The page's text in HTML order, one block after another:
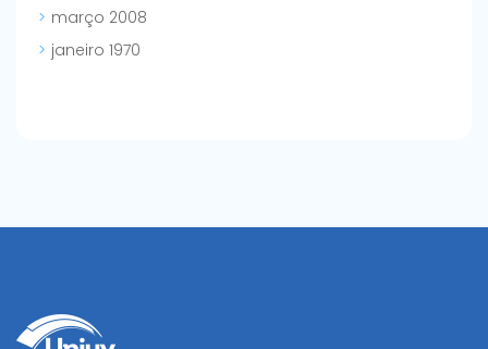
março 2008
janeiro 1970